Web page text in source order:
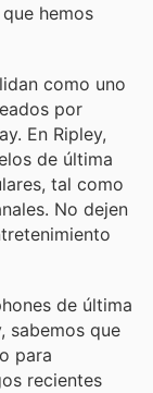
hemos
como uno
por
En Ripley,
de última
tal como
No dejen
de última
sabemos que
para
recientes